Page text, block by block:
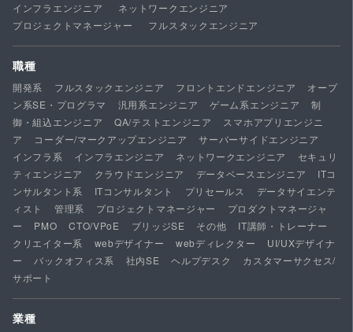
インフラエンジニア
ネットワークエンジニア
プロジェクトマネージャー
フルスタックエンジニア
職種
開発系 フルスタックエンジニア フロントエンドエンジニア
オープ
ン系SE・プログラマ
汎用系エンジニア ゲーム系エンジニア
制
御・組込エンジニア
QA/テストエンジニア
スマホアプリエンジニ
ア
コーダー/マークアップエンジニア
サーバーサイドエンジニア
インフラ系
インフラエンジニア ネットワークエンジニア
セキュリ
ティエンジニア
クラウドエンジニア データベースエンジニア
ITコ
ンサルタント系
ITコンサルタント プリセールス
データサイエンテ
ィスト
管理系 プロジェクトマネージャー
プロダクトマネージャ
ー
PMO CTO/VPoE ブリッジSE その他
IT講師・トレーナー
クリエイター系
webデザイナー webディレクター
UI/UXデザイナ
ー
バックオフィス系 社内SE ヘルプデスク
カスタマーサクセス/
サポート
業種